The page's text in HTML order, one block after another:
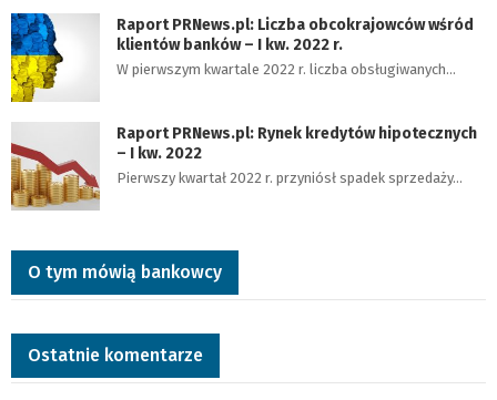
Raport PRNews.pl: Liczba obcokrajowców wśród
klientów banków – I kw. 2022 r.
W pierwszym kwartale 2022 r. liczba obsługiwanych…
Raport PRNews.pl: Rynek kredytów hipotecznych
– I kw. 2022
Pierwszy kwartał 2022 r. przyniósł spadek sprzedaży…
O tym mówią bankowcy
Ostatnie komentarze